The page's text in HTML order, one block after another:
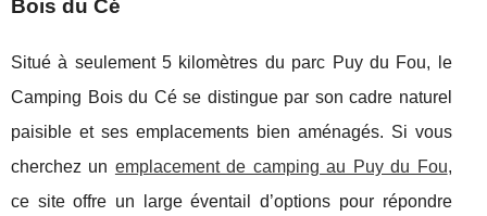
Bois du Cé
Situé à seulement 5 kilomètres du parc Puy du Fou, le
Camping Bois du Cé se distingue par soncadre naturel
paisible et ses emplacements bien aménagés. Si vous
cherchez un emplacement de camping au Puy du Fou,
ce site offre un large éventail d’options pour répondre